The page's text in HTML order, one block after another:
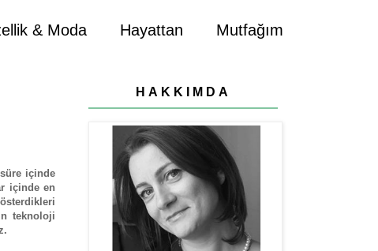
& Moda Hayattan Mutfağım
içinde
içinde en
teknoloji
HAKKIMDA